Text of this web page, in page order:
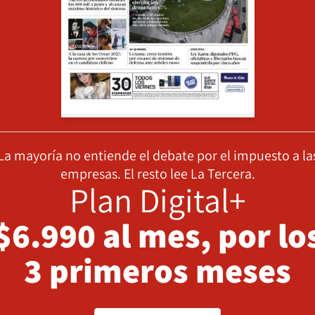
mayoría no entiende el debate por el impuesto a
empresas. El resto lee La Tercera.
Plan Digital+
al mes, por
3 primeros meses